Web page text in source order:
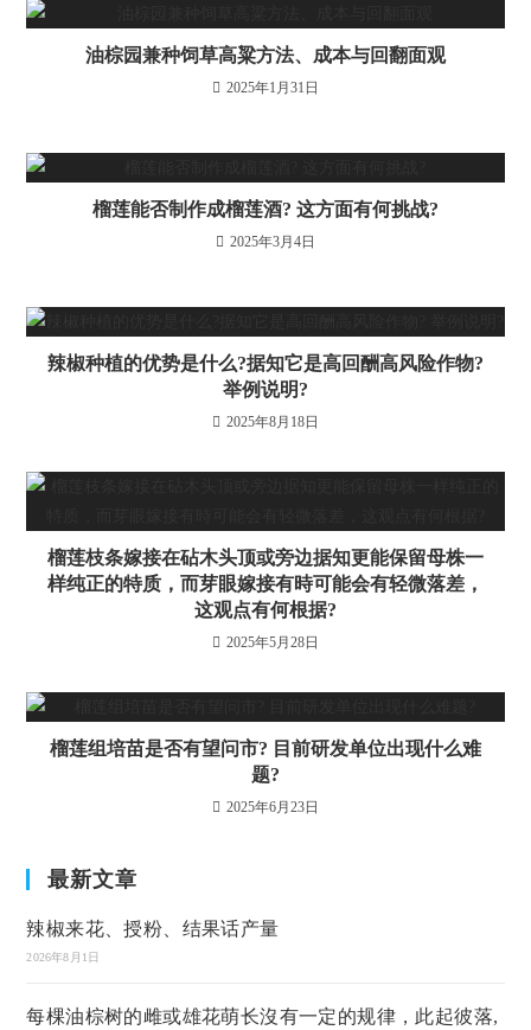
油棕园兼种饲草高粱方法、成本与回翻面观
2025年1月31日
榴莲能否制作成榴莲酒? 这方面有何挑战?
2025年3月4日
辣椒种植的优势是什么?据知它是高回酬高风险作物?
举例说明?
2025年8月18日
榴莲枝条嫁接在砧木头顶或旁边据知更能保留母株一
样纯正的特质，而芽眼嫁接有時可能会有轻微落差，
这观点有何根据?
2025年5月28日
榴莲组培苗是否有望问市? 目前研发单位出现什么难
题?
2025年6月23日
最新文章
辣椒来花、授粉、结果话产量
2026年8月1日
每棵油棕树的雌或雄花萌长沒有一定的规律，此起彼落,